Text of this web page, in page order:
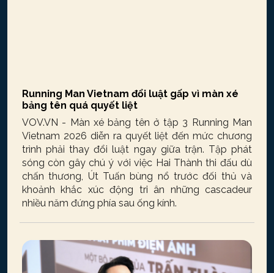
Running Man Vietnam đổi luật gấp vì màn xé
bảng tên quá quyết liệt
VOV.VN - Màn xé bảng tên ở tập 3 Running Man
Vietnam 2026 diễn ra quyết liệt đến mức chương
trình phải thay đổi luật ngay giữa trận. Tập phát
sóng còn gây chú ý với việc Hai Thành thi đấu dù
chấn thương, Út Tuấn bùng nổ trước đối thủ và
khoảnh khắc xúc động tri ân những cascadeur
nhiều năm đứng phía sau ống kính.